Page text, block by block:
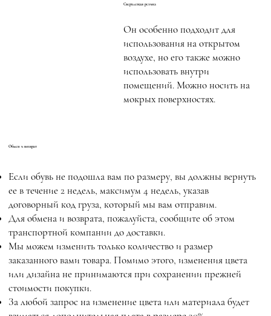
Сверхлегкая резина
Обмен и возврат
Если обувь не подошла вам по размеру, вы должны вернуть
ее в течение 2 недель, максимум 4 недель, указав
договорный код груза, который мы вам отправим.
Для обмена и возврата, пожалуйста, сообщите об этом
транспортной компании до доставки.
Мы можем изменить только количество и размер
заказанного вами товара. Помимо этого, изменения цвета
или дизайна не принимаются при сохранении прежней
стоимости покупки.
За любой запрос на изменение цвета или материала будет
Он особенно подходит для
использования на открытом
воздухе, но его также можно
использовать внутри
помещений. Можно носить на
мокрых поверхностях.